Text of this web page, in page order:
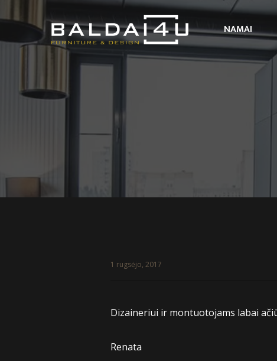
NAMAI
1 rugsėjo, 2017
Dizaineriui ir montuotojams labai
Renata